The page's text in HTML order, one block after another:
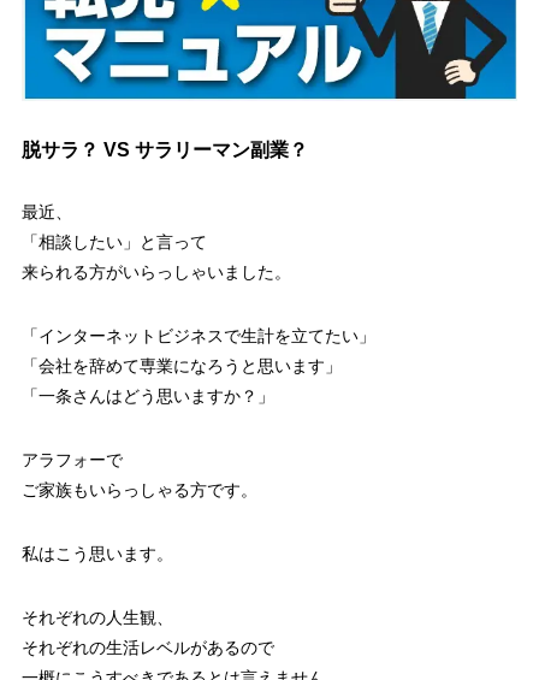
脱サラ？ VS サラリーマン副業？
最近、
「相談したい」と言って
来られる方がいらっしゃいました。
「インターネットビジネスで生計を立てたい」
「会社を辞めて専業になろうと思います」
「一条さんはどう思いますか？」
アラフォーで
ご家族もいらっしゃる方です。
私はこう思います。
それぞれの人生観、
それぞれの生活レベルがあるので